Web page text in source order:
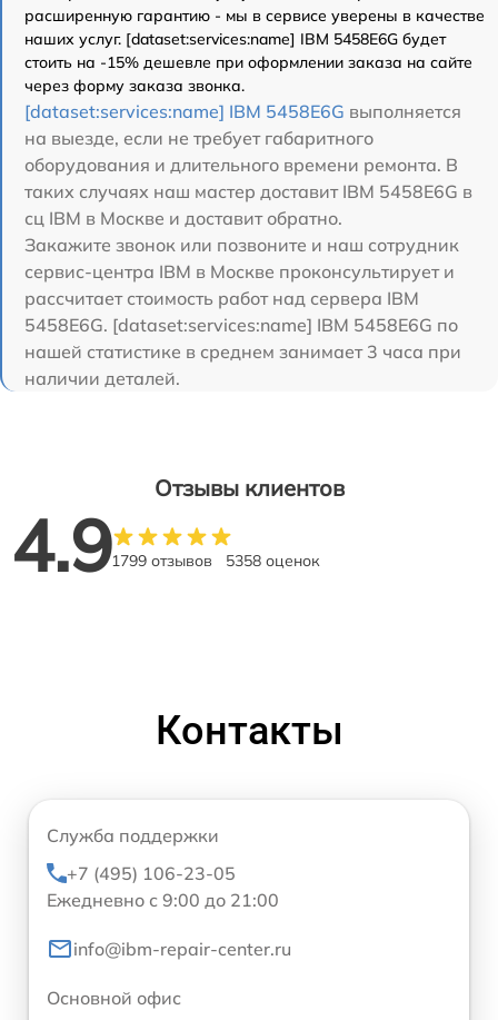
расширенную гарантию - мы в сервисе уверены в качестве
наших услуг. [dataset:services:name] IBM 5458E6G будет
стоить на -15% дешевле при оформлении заказа на сайте
через форму заказа звонка.
[dataset:services:name] IBM 5458E6G выполняется
на выезде, если не требует габаритного
оборудования и длительного времени ремонта. В
таких случаях наш мастер доставит IBM 5458E6G в
сц IBM в Москве и доставит обратно.
Закажите звонок или позвоните и наш сотрудник
сервис-центра IBM в Москве проконсультирует и
рассчитает стоимость работ над сервера IBM
5458E6G. [dataset:services:name] IBM 5458E6G по
нашей статистике в среднем занимает 3 часа при
наличии деталей.
Отзывы клиентов
4.91799 отзывов 5358 оценок
Контакты
Служба поддержки
+7 (495) 106-23-05
Ежедневно с 9:00 до 21:00
info@ibm-repair-center.ru
Основной офис